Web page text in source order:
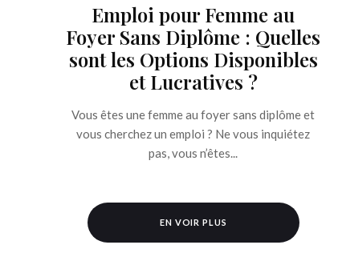
Emploi pour Femme au
Foyer Sans Diplôme : Quelles
sont les Options Disponibles
et Lucratives ?
Vous êtes une femme au foyer sans diplôme et
vous cherchez un emploi ? Ne vous inquiétez
pas, vous n’êtes...
EN VOIR PLUS